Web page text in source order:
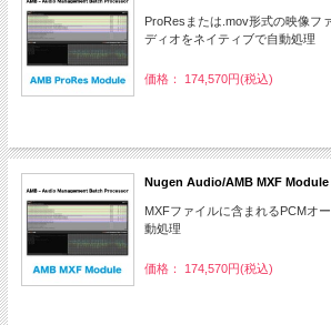
ProResまたは.mov形式の映像フ
ディオをネイティブで自動処理
価格： 174,570円(税込)
Nugen Audio/AMB MXF Module
MXFファイルに含まれるPCMオ
動処理
価格： 174,570円(税込)